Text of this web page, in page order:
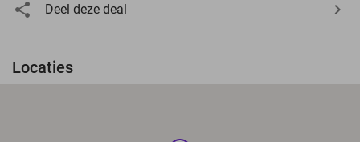
Deel deze deal
Locaties